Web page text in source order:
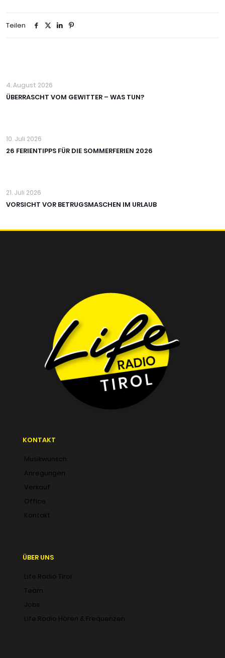
Teilen
4. August 2026
ÜBERRASCHT VOM GEWITTER – WAS TUN?
10. Juli 2026
26 FERIENTIPPS FÜR DIE SOMMERFERIEN 2026
21. Juli 2026
VORSICHT VOR BETRUGSMASCHEN IM URLAUB
KONTAKT
Musikwunsch
Anregungen
Verkauf
Office
Kontakt
ÜBER UNS
Life Radio Tirol
Team
Jobs
Life Radio Hören & Frequenzen